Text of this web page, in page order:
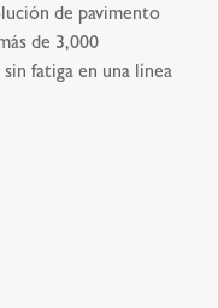
de pavimento
de 3,000
fatiga en una línea